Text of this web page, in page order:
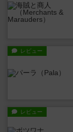
レビュー
レビュー